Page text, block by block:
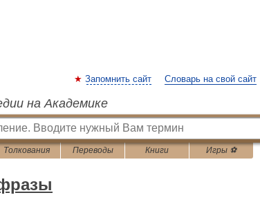
Запомнить сайт Словарь на свой сайт
на Академике
Толкования Переводы Книги Игры ⚽